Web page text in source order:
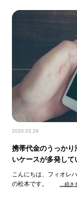
2020.03.26
携帯代金のうっか
いケースが多発して
こんにちは、フィオレ
の松本です。
…続き